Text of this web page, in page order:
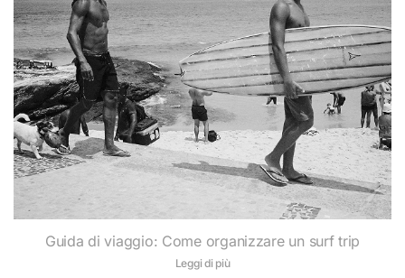
Guida di viaggio: Come organizzare un surf trip
Leggi di più